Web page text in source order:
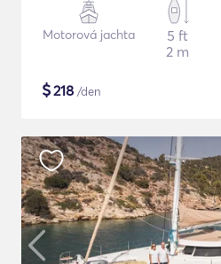
Motorová jachta
5 ft
2 m
$218 /den